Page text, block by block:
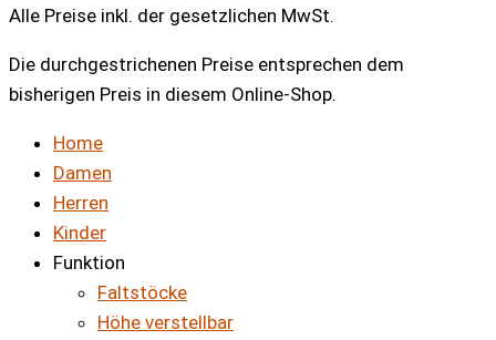
Alle Preise inkl. der gesetzlichen MwSt.
Die durchgestrichenen Preise entsprechen dem
bisherigen Preis in diesem Online-Shop.
Home
Damen
Herren
Kinder
Funktion
Faltstöcke
Höhe verstellbar